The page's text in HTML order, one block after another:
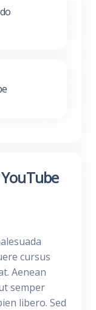
cursus
Aenean
semper
libero. Sed